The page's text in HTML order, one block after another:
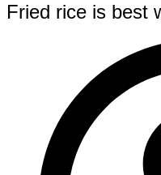
Fried rice is best